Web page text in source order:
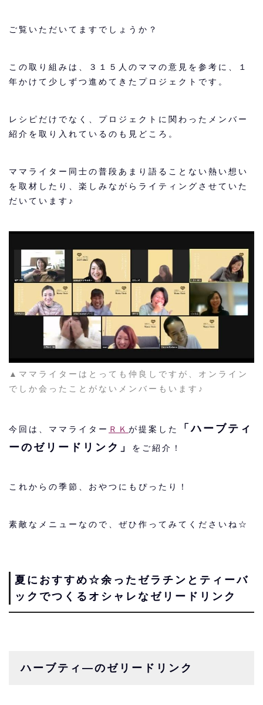
ご覧いただいてますでしょうか？
この取り組みは、３１５人のママの意見を参考に、１
年かけて少しずつ進めてきたプロジェクトです。
レシピだけでなく、プロジェクトに関わったメンバー
紹介を取り入れているのも見どころ。
ママライター同士の普段あまり語ることない熱い想い
を取材したり、楽しみながらライティングさせていた
だいています♪
▲ママライターはとっても仲良しですが、オンライン
でしか会ったことがないメンバーもいます♪
今回は、ママライター ＲＫ が提案した
「ハーブティ
ーのゼリードリンク」
をご紹介！
これからの季節、おやつにもぴったり！
素敵なメニューなので、ぜひ作ってみてくださいね☆
夏におすすめ☆余ったゼラチンとティーバ
ックでつくるオシャレなゼリードリンク
ハーブティ―のゼリードリンク